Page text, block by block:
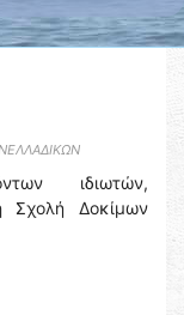
ιδιωτών,
Σχολή Δοκίμων